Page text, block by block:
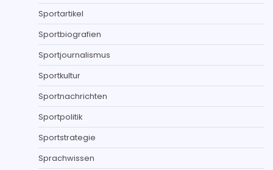
Sportartikel
Sportbiografien
Sportjournalismus
Sportkultur
Sportnachrichten
Sportpolitik
Sportstrategie
Sprachwissen